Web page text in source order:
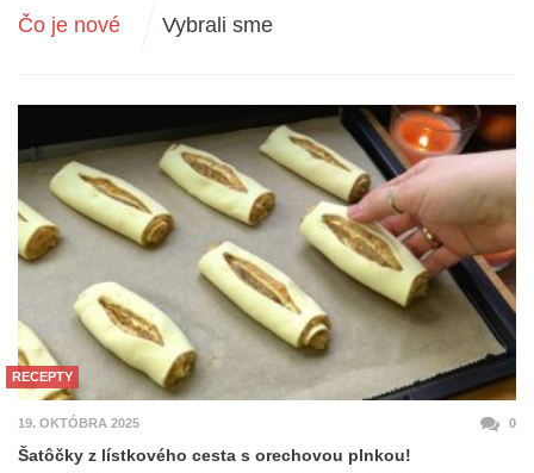
Čo je nové Vybrali sme
RECEPTY
19. OKTÓBRA 2025 0
Šatôčky z lístkového cesta s orechovou plnkou!